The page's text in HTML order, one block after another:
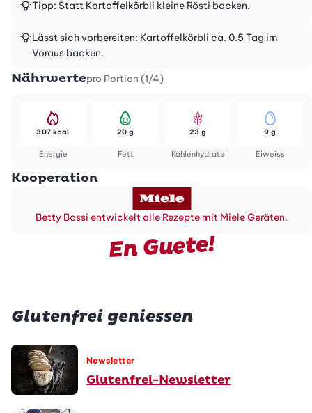
Tipp: Statt Kartoffelkörbli kleine Rösti backen.
Lässt sich vorbereiten: Kartoffelkörbli ca. 0.5 Tag im
Voraus backen.
Nährwertepro Portion (1/4)
Energie
307 kcal
Fett
20 g
Kohlenhydrate
23 g
Eiweiss
9 g
Kooperation
Betty Bossi entwickelt alle Rezepte mit Miele Geräten.
En Guete!
Glutenfrei geniessen
Newsletter
Glutenfrei-Newsletter